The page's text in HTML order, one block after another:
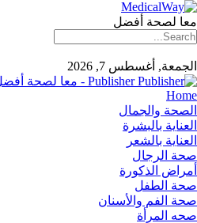
معا لصحة أفضل
الجمعة, أغسطس 7, 2026
Publisher - معا لصحة أفضل
Home
الصحة والجمال
العناية بالبشرة
العناية بالشعر
صحة الرجال
أمراض الذكورة
صحة الطفل
صحة الفم والأسنان
صحه المرأة